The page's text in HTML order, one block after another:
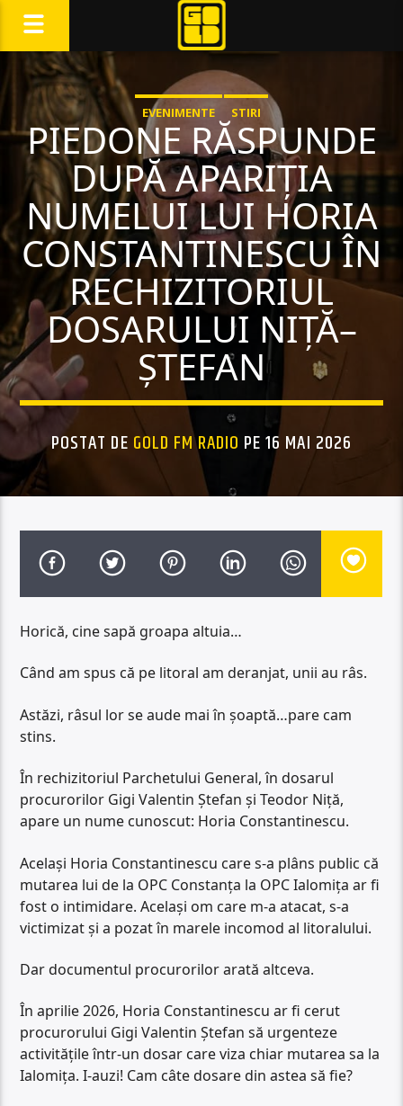
EVENIMENTE STIRI
PIEDONE RĂSPUNDE
DUPĂ APARIȚIA
NUMELUI LUI HORIA
CONSTANTINESCU ÎN
RECHIZITORIUL
DOSARULUI NIȚĂ–
ȘTEFAN
POSTAT DE GOLD FM RADIO PE 16 MAI 2026
Horică, cine sapă groapa altuia…
Când am spus că pe litoral am deranjat, unii au râs.
Astăzi, râsul lor se aude mai în șoaptă…pare cam
stins.
În rechizitoriul Parchetului General, în dosarul
procurorilor Gigi Valentin Ștefan și Teodor Niță,
apare un nume cunoscut: Horia Constantinescu.
Același Horia Constantinescu care s-a plâns public că
mutarea lui de la OPC Constanța la OPC Ialomița ar fi
fost o intimidare. Același om care m-a atacat, s-a
victimizat și a pozat în marele incomod al litoralului.
Dar documentul procurorilor arată altceva.
În aprilie 2026, Horia Constantinescu ar fi cerut
procurorului Gigi Valentin Ștefan să urgenteze
activitățile într-un dosar care viza chiar mutarea sa la
Ialomița. I-auzi! Cam câte dosare din astea să fie?